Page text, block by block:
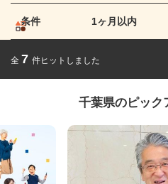
条件 1ヶ月以内
全 7 件ヒットしました
千葉県のピック